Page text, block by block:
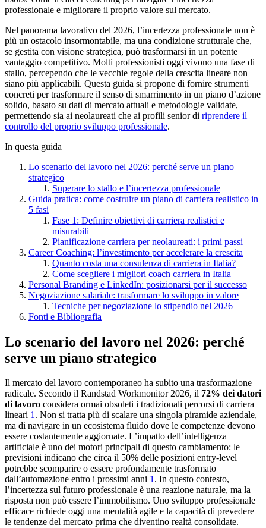
professionale e migliorare il proprio valore sul mercato.
Nel panorama lavorativo del 2026, l’incertezza professionale non è
più un ostacolo insormontabile, ma una condizione strutturale che,
se gestita con visione strategica, può trasformarsi in un potente
vantaggio competitivo. Molti professionisti oggi vivono una fase di
stallo, percependo che le vecchie regole della crescita lineare non
siano più applicabili. Questa guida si propone di fornire strumenti
concreti per trasformare il senso di smarrimento in un piano d’azione
solido, basato su dati di mercato attuali e metodologie validate,
permettendo sia ai neolaureati che ai profili senior di riprendere il
controllo del proprio sviluppo professionale.
In questa guida
Lo scenario del lavoro nel 2026: perché serve un piano
strategico
Superare lo stallo e l’incertezza professionale
Guida pratica: come costruire un piano di carriera realistico in
5 fasi
Fase 1: Definire obiettivi di carriera realistici e
misurabili
Pianificazione carriera per neolaureati: i primi passi
Career Coaching: l’investimento per accelerare la crescita
Quanto costa una consulenza di carriera in Italia?
Come scegliere i migliori coach carriera in Italia
Personal Branding e LinkedIn: posizionarsi per il successo
Negoziazione salariale: trasformare lo sviluppo in valore
Tecniche per negoziazione lo stipendio nel 2026
Fonti e Bibliografia
Lo scenario del lavoro nel 2026: perché
serve un piano strategico
Il mercato del lavoro contemporaneo ha subito una trasformazione
radicale. Secondo il Randstad Workmonitor 2026, il 72% dei datori
di lavoro considera ormai obsoleti i tradizionali percorsi di carriera
lineari 1. Non si tratta più di scalare una singola piramide aziendale,
ma di navigare in un ecosistema fluido dove le competenze devono
essere costantemente aggiornate. L’impatto dell’intelligenza
artificiale è uno dei motori principali di questo cambiamento: le
previsioni indicano che circa il 50% delle posizioni entry-level
potrebbe scomparire o essere profondamente trasformato
dall’automazione entro i prossimi anni 1. In questo contesto,
l’incertezza sul futuro professionale è una reazione naturale, ma la
risposta non può essere l’immobilismo. Uno sviluppo professionale
efficace richiede oggi una mentalità agile e la capacità di prevedere
le tendenze del mercato prima che diventino realtà consolidate.